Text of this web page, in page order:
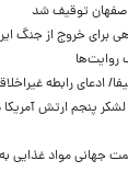
برای خروج از جنگ
روایت‌ها
رابطه غیراخلاقی و
پنجم ارتش آمریکا
جهانی مواد غذایی